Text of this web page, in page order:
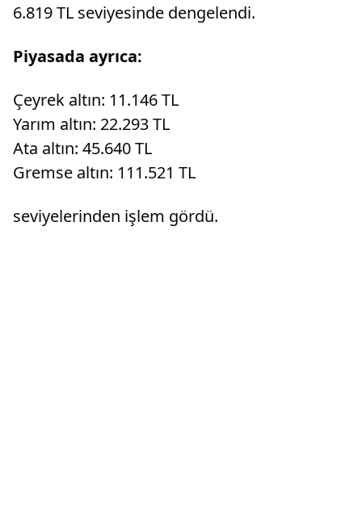
6.819 TL seviyesinde dengelendi.
Piyasada ayrıca:
Çeyrek altın: 11.146 TL
Yarım altın: 22.293 TL
Ata altın: 45.640 TL
Gremse altın: 111.521 TL
seviyelerinden işlem gördü.